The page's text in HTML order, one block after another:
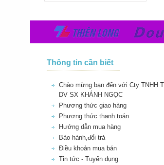
Thông tin cần biết
Chào mừng bạn đến với Cty TNHH
DV SX KHÁNH NGỌC
Phương thức giao hàng
Phương thức thanh toán
Hướng dẫn mua hàng
Bảo hành,đổi trả
Điều khoản mua bán
Tin tức - Tuyển dụng